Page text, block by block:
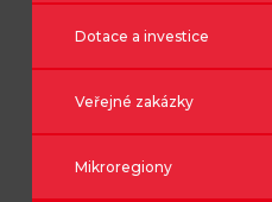
Dotace a investice
Veřejné zakázky
Mikroregiony